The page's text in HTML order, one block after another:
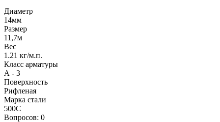
Диаметр
14мм
Размер
11,7м
Вес
1.21 кг/м.п.
Класс арматуры
А - 3
Поверхность
Рифленая
Марка стали
500С
Вопросов: 0